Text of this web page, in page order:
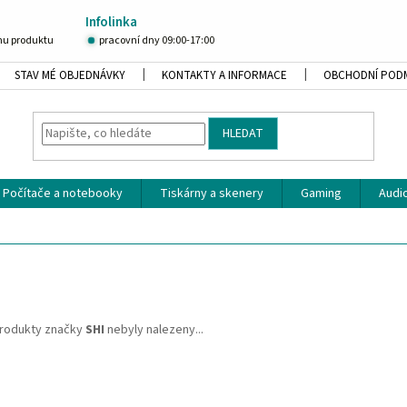
Infolinka
produktu pracovní dny 09:00-17:00
STAV MÉ OBJEDNÁVKY KONTAKTY A INFORMACE OBCHODNÍ
HLEDAT
Počítače a notebooky Tiskárny a skenery Gaming
značky SHI nebyly nalezeny...